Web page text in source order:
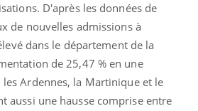
D'après les données de
de nouvelles admissions à
dans le département de la
de 25,47 % en une
Ardennes, la Martinique et le
aussi une hausse comprise entre